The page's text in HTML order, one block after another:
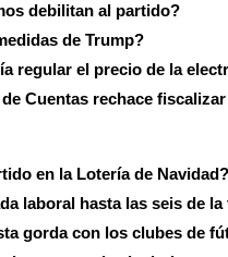
debilitan al partido?
de Trump?
regular el precio de la
Cuentas rechace fiscalizar
en la Lotería de Navidad?
laboral hasta las seis de la
gorda con los clubes de